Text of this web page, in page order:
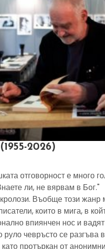
2026)
отговорност е много
ли, не вярвам в Бог."
Въобще този жанр
които в мига, в
впиянчен нос и
руло чевръсто се разгъва
протъркан от